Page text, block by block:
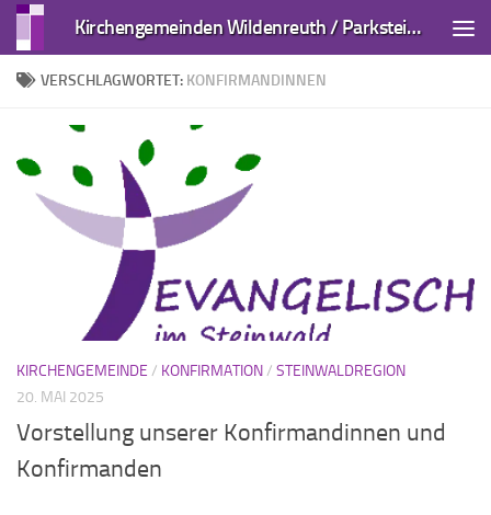
Zum Inhalt springen Kirchengemeinden Wildenreuth / Parkstein und Kirchendemenreuth
VERSCHLAGWORTET: KONFIRMANDINNEN
KIRCHENGEMEINDE / KONFIRMATION/ STEINWALDREGION
20. MAI 2025
Vorstellung unserer Konfirmandinnen und
Konfirmanden